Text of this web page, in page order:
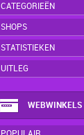
CATEGORIEËN
SHOPS
STATISTIEKEN
UITLEG
WEBWINKELS